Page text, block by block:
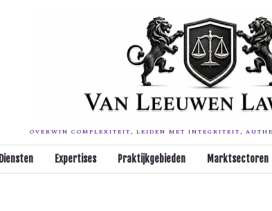
OVERWIN COMPLEXITEIT, LEIDEN MET INTEGRITEIT,
Diensten Expertises Praktijkgebieden Marktsectoren